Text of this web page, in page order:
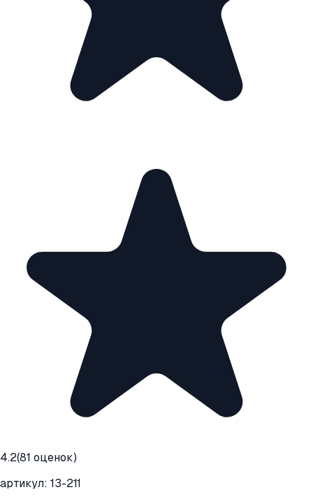
4.2(81 оценок)
артикул: 13-211